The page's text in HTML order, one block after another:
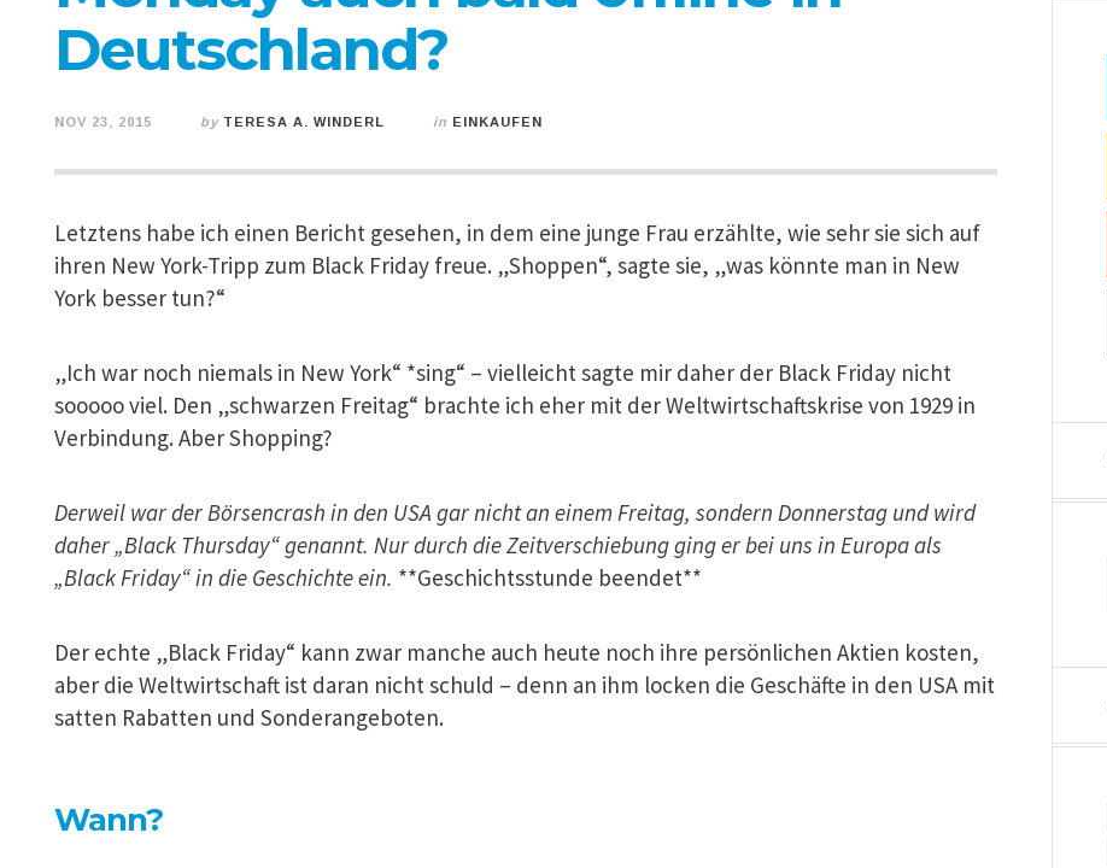
Deutschland?
NOV 23, 2015 by TERESA A. WINDERL in EINKAUFEN
Letztens habe ich einen Bericht gesehen, in dem eine junge Frau erzählte, wie sehr sie sich auf
ihren New York-Tripp zum Black Friday freue. „Shoppen“, sagte sie, „was könnte man in New
York besser tun?“
„Ich war noch niemals in New York“ *sing“ – vielleicht sagte mir daher der Black Friday nicht
sooooo viel. Den „schwarzen Freitag“ brachte ich eher mit der Weltwirtschaftskrise von 1929 in
Verbindung. Aber Shopping?
Derweil war der Börsencrash in den USA gar nicht an einem Freitag, sondern Donnerstag und wird
daher „Black Thursday“ genannt. Nur durch die Zeitverschiebung ging er bei uns in Europa als
„Black Friday“ in die Geschichte ein. **Geschichtsstunde beendet**
Der echte „Black Friday“ kann zwar manche auch heute noch ihre persönlichen Aktien kosten,
aber die Weltwirtschaft ist daran nicht schuld – denn an ihm locken die Geschäfte in den USA mit
satten Rabatten und Sonderangeboten.
Wann?